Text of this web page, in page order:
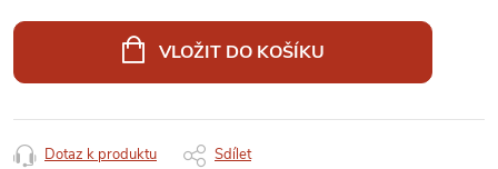
VLOŽIT DO KOŠÍKU
Dotaz k produktu Sdílet